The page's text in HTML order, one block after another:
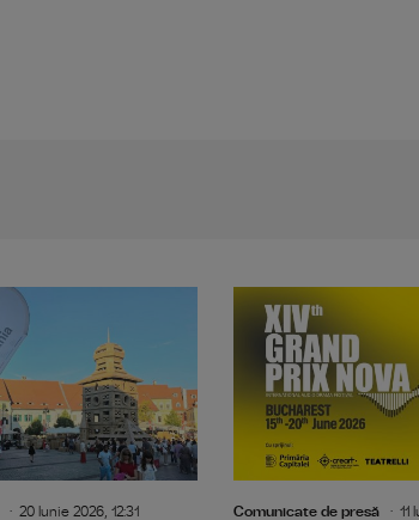
Din 6 iulie, "Caravana
20 Iunie 2026, 12:31 Comunicate de presă 11